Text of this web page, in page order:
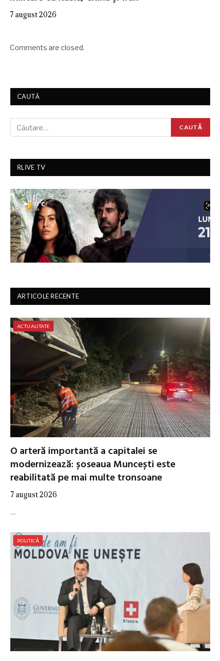
7 august 2026
Comments are closed.
CAUTĂ
RLIVE TV
ARTICOLE RECENTE
ACTUALITATE
O arteră importantă a capitalei se
modernizează: șoseaua Muncești este
reabilitată pe mai multe tronsoane
7 august 2026
…
POLITICĂ